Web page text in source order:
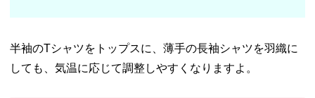
半袖のTシャツをトップスに、薄手の長袖シャツを羽織に
しても、気温に応じて調整しやすくなりますよ。